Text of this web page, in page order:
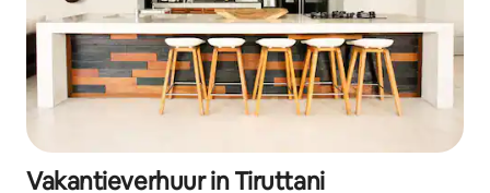
Vakantieverhuur in Tiruttani